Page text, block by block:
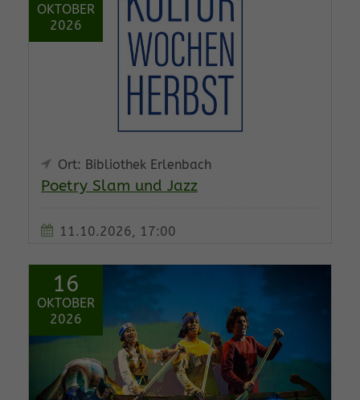
OKTOBER
2026
Ort: Bibliothek Erlenbach
Poetry Slam und Jazz
11.10.2026, 17:00
16
OKTOBER
2026